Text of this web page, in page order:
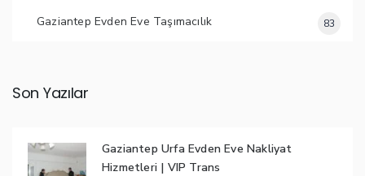
Gaziantep Evden Eve Taşımacılık 83
Son Yazılar
Gaziantep Urfa Evden Eve Nakliyat
Hizmetleri | VIP Trans